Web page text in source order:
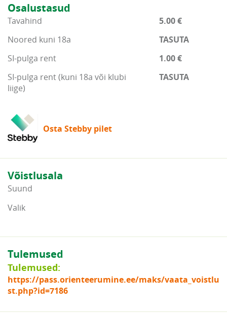
Osalustasud
Tavahind
5.00 €
Noored kuni 18a
TASUTA
SI-pulga rent
1.00 €
SI-pulga rent (kuni 18a või klubi
liige)
TASUTA
Osta Stebby pilet
Võistlusala
Suund
Valik
Tulemused
Tulemused:
https://pass.orienteerumine.ee/maks/vaata_voistlu
st.php?id=7186